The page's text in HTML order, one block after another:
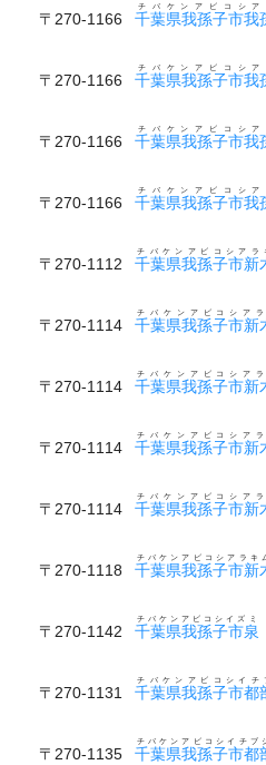
〒270-1166 千葉県我孫子市我
チバケンアビコシア
〒270-1166 千葉県我孫子市我
チバケンアビコシア
〒270-1166 千葉県我孫子市我
チバケンアビコシア
〒270-1166 千葉県我孫子市我
チバケンアビコシア
〒270-1112 千葉県我孫子市新
チバケンアビコシアラ
〒270-1114 千葉県我孫子市新
チバケンアビコシアラ
〒270-1114 千葉県我孫子市新
チバケンアビコシアラ
〒270-1114 千葉県我孫子市新
チバケンアビコシアラ
〒270-1114 千葉県我孫子市新
チバケンアビコシアラ
〒270-1118 千葉県我孫子市新
チバケンアビコシアラキ
〒270-1142 千葉県我孫子市泉
チバケンアビコシイズミ
〒270-1131 千葉県我孫子市都
チバケンアビコシイチ
〒270-1135 千葉県我孫子市都
チバケンアビコシイチブ